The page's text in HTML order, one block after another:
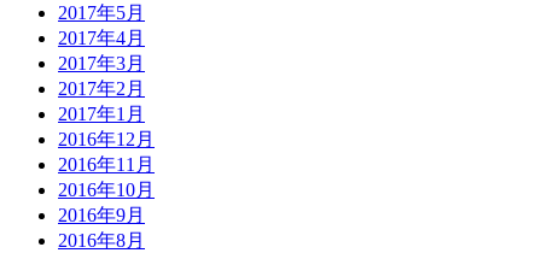
2017年5月
2017年4月
2017年3月
2017年2月
2017年1月
2016年12月
2016年11月
2016年10月
2016年9月
2016年8月